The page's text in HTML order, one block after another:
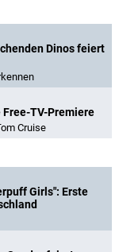
Dinos feiert
TV-Premiere
Cruise
Girls": Erste